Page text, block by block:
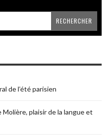
de l’été parisien
plaisir de la langue et